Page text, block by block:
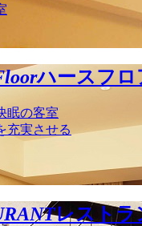
ハースフロ
眠の客室
充実させる
レストラ